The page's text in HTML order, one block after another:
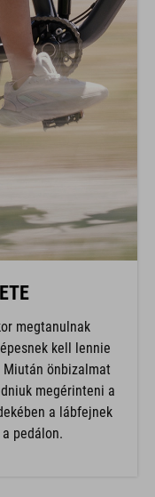
megtanulnak
kell lennie
önbizalmat
megérinteni a
a lábfejnek
pedálon.